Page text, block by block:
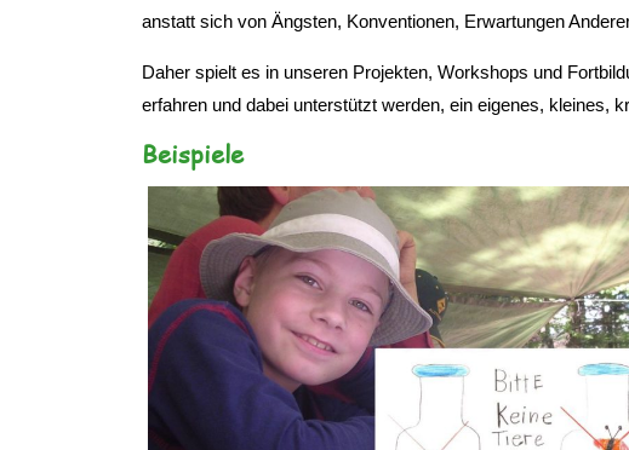
anstatt sich von Ängsten, Konventionen, Erwartungen
Daher spielt es in unseren Projekten, Workshops und
erfahren und dabei unterstützt werden, ein eigenes, kleines,
Beispiele